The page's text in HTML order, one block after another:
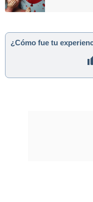
¿Cómo fue tu